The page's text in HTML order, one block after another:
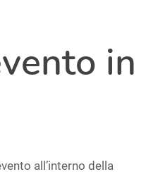
in
all’interno della